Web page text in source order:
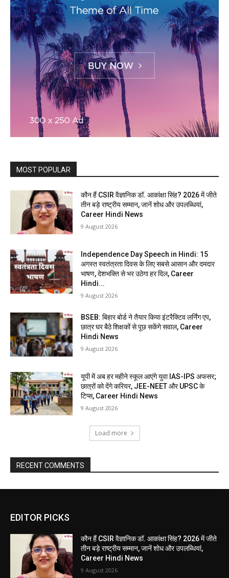
MOST POPULAR
कौन हैं CSIR वैज्ञानिक डॉ. आकांक्षा सिंह? 2026 में जीते
तीन बड़े राष्ट्रीय सम्मान, जानें शोध और उपलब्धियां,
Career Hindi News
9 August 2026
Independence Day Speech in Hindi: 15
अगस्त स्वतंत्रता दिवस के लिए सबसे आसान और दमदार
भाषण, देशभक्ति से भर उठेगा हर दिल, Career
Hindi...
9 August 2026
BSEB: बिहार बोर्ड ने तैयार किया इंटरैक्टिव लर्निंग एप,
छात्र घर बैठे शिक्षकों से पूछ सकेंगे सवाल, Career
Hindi News
9 August 2026
यूपी में अब हर महीने स्कूल आएंगे युवा IAS-IPS अफसर;
छात्रों को देंगे करियर, JEE-NEET और UPSC के
टिप्स, Career Hindi News
9 August 2026
Load more
RECENT COMMENTS
EDITOR PICKS
कौन हैं CSIR वैज्ञानिक डॉ. आकांक्षा सिंह? 2026 में जीते
तीन बड़े राष्ट्रीय सम्मान, जानें शोध और उपलब्धियां,
Career Hindi News
9 August 2026